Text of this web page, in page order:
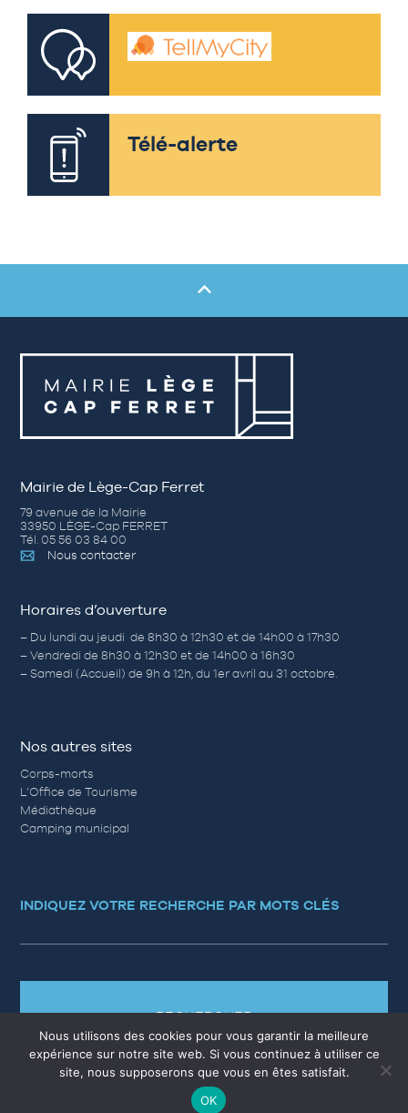
Télé-alerte
Mairie de Lège-Cap Ferret
79 avenue de la Mairie
33950 LÈGE-Cap FERRET
Tél. 05 56 03 84 00
Nous contacter
Horaires d’ouverture
– Du lundi au jeudi de 8h30 à 12h30 et de 14h00 à 17h30
– Vendredi de 8h30 à 12h30 et de 14h00 à 16h30
– Samedi (Accueil) de 9h à 12h, du 1er avril au 31 octobre.
Nos autres sites
Corps-morts
L’Office de Tourisme
Médiathèque
Camping municipal
INDIQUEZ VOTRE RECHERCHE PAR MOTS CLÉS
RECHERCHER
QUESTIONS RÉPONSES
Nous utilisons des cookies pour vous garantir la meilleure
expérience sur notre site web. Si vous continuez à utiliser ce
site, nous supposerons que vous en êtes satisfait.
OK